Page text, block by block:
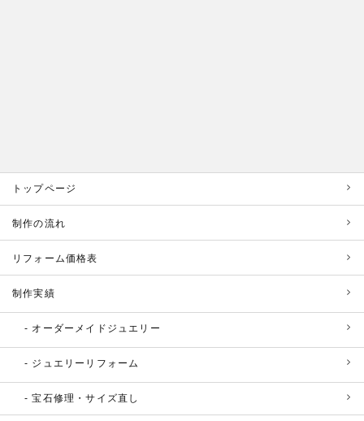
トップページ
制作の流れ
リフォーム価格表
制作実績
オーダーメイドジュエリー
ジュエリーリフォーム
宝石修理・サイズ直し